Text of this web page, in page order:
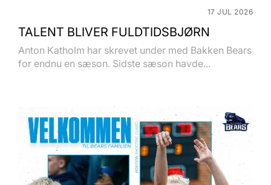
17 JUL 2026
TALENT BLIVER FULDTIDSBJØRN
Anton Katholm har skrevet under med Bakken Bears
for endnu en sæson. Sidste sæson havde...